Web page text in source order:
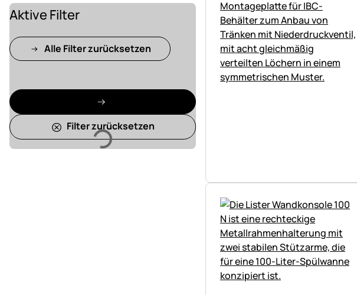
Lädt
Aktive Filter
Alle Filter zurücksetzen
Filter zurücksetzen